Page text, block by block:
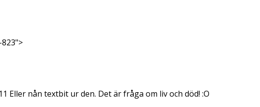
Eller nån textbit ur den. Det är fråga om liv och död! :O